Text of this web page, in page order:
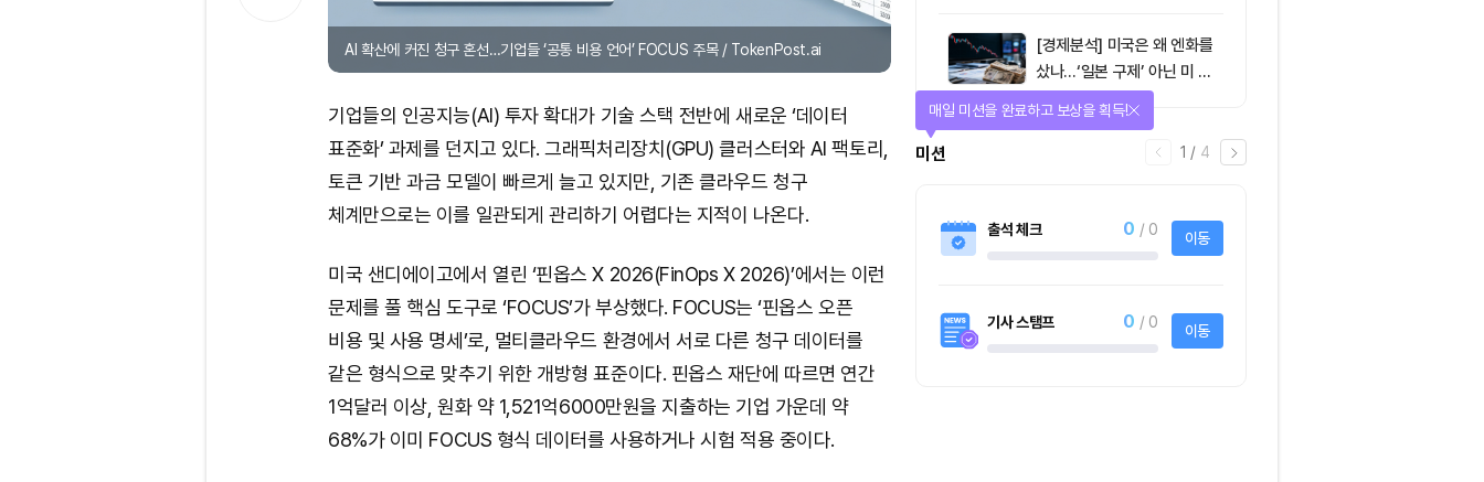
AI 확산에 커진 청구 혼선…기업들 ‘공통 비용 언어’ FOCUS 주목 / TokenPost.ai
기업들의 인공지능(AI) 투자 확대가 기술 스택 전반에 새로운 ‘데이터
표준화’ 과제를 던지고 있다. 그래픽처리장치(GPU) 클러스터와 AI 팩토리,
토큰 기반 과금 모델이 빠르게 늘고 있지만, 기존 클라우드 청구
체계만으로는 이를 일관되게 관리하기 어렵다는 지적이 나온다.
미국 샌디에이고에서 열린 ‘핀옵스 X 2026(FinOps X 2026)’에서는 이런
문제를 풀 핵심 도구로 ‘FOCUS’가 부상했다. FOCUS는 ‘핀옵스 오픈
비용 및 사용 명세’로, 멀티클라우드 환경에서 서로 다른 청구 데이터를
같은 형식으로 맞추기 위한 개방형 표준이다. 핀옵스 재단에 따르면 연간
1억달러 이상, 원화 약 1,521억6000만원을 지출하는 기업 가운데 약
68%가 이미 FOCUS 형식 데이터를 사용하거나 시험 적용 중이다.
뿐”
[경제분석] 미국은 왜 엔화를
샀나…‘일본 구제’ 아닌 미 국
채·아시아 통화 방어전
1 / 4
미션
매일 미션을 완료하고 보상을 획득!
출석 체크 0 / 0 이동
기사 스탬프 0 / 0 이동